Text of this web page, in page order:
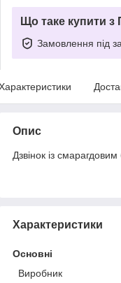
Що таке купити з
Замовлення під
Опис
Дзвінок із
Характеристики
Основні
Виробник